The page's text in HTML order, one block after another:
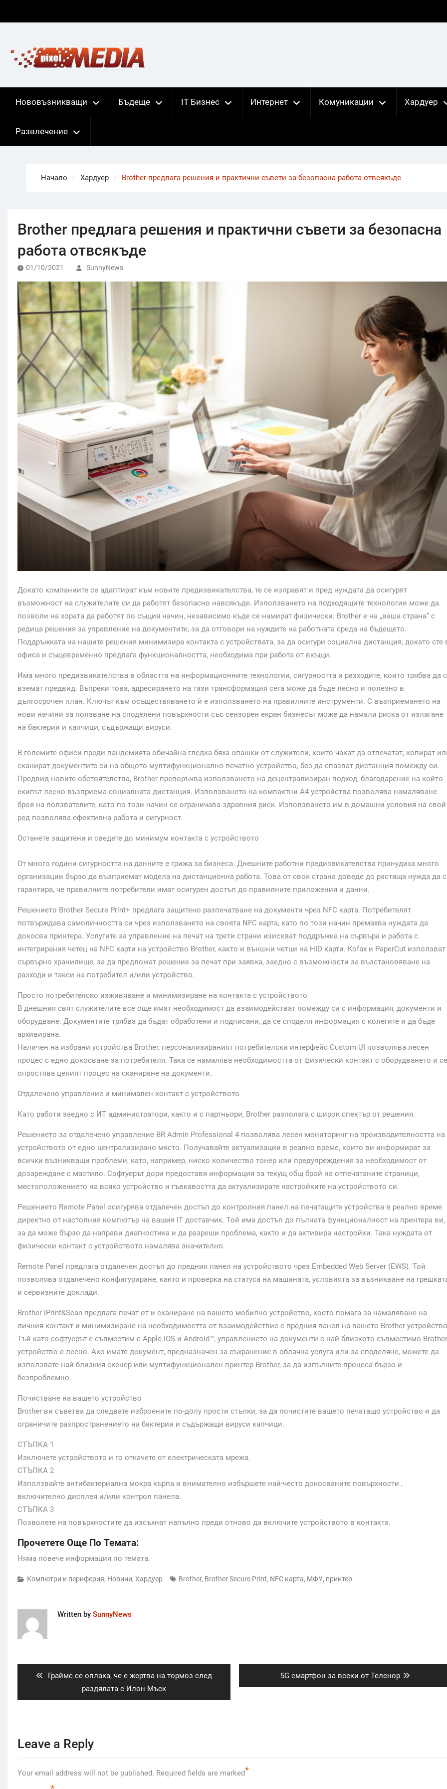
Нововъзникващи Бъдеще IT Бизнес Интернет Комуникации Хардуер
Развлечение
Начало Хардуер Brother предлага решения и практични съвети за безопасна работа отвсякъде
Brother предлага решения и практични съвети за безопасна
работа отвсякъде
01/10/2021 SunnyNews
Докато компаниите се адаптират към новите предизвикателства, те се изправят и пред нуждата да осигурят
възможност на служителите си да работят безопасно навсякъде. Използването на подходящите технологии може да
позволи на хората да работят по същия начин, независимо къде се намират физически. Brother е на „ваша страна“ с
редица решения за управление на документите, за да отговори на нуждите на работната среда на бъдещето.
Поддръжката на нашите решения минимизира контакта с устройствата, за да осигури социална дистанция, докато сте
офиса и същевременно предлага функционалността, необходима при работа от вкъщи.
Има много предизвикателства в областта на информационните технологии, сигурността и разходите, които трябва да
вземат предвид. Въпреки това, адресирането на тази трансформация сега може да бъде лесно и полезно в
дългосрочен план. Ключът към осъществяването ѝ е използването на правилните инструменти. С възприемането на
нови начини за ползване на споделени повърхности със сензорен екран бизнесът може да намали риска от излагане
на бактерии и капчици, съдържащи вируси.
В големите офиси преди пандемията обичайна гледка бяха опашки от служители, които чакат да отпечатат, копират
сканират документите си на общото мултифункционално печатно устройство, без да спазват дистанция помежду си.
Предвид новите обстоятелства, Brother препоръчва използването на децентрализиран подход, благодарение на който
екипът лесно възприема социалната дистанция. Използването на компактни А4 устройства позволява намаляване
броя на ползвателите, като по този начин се ограничава здравния риск. Използването им в домашни условия на свой
ред позволява ефективна работа и сигурност.
Останете защитени и сведете до минимум контакта с устройството
От много години сигурността на данните е грижа за бизнеса. Днешните работни предизвикателства принудиха много
организации бързо да възприемат модела на дистанционна работа. Това от своя страна доведе до растяща нужда да
гарантира, че правилните потребители имат осигурен достъп до правилните приложения и данни.
Решението Brother Secure Print+ предлага защитено разпечатване на документи чрез NFC карта. Потребителят
потвърждава самоличността си чрез използването на своята NFC карта, като по този начин премахва нуждата да
докосва принтера. Услугите за управление на печат на трети страни изискват поддръжка на сървъра и работа с
интегрирания четец на NFC карти на устройство Brother, както и външни четци на HID карти. Kofax и PaperCut използват
сървърно хранилище, за да предложат решение за печат при заявка, заедно с възможности за възстановяване на
разходи и такси на потребител и/или устройство.
Просто потребителско изживяване и минимизиране на контакта с устройството
В днешния свят служителите все още имат необходимост да взаимодействат помежду си с информация, документи и
оборудване. Документите трябва да бъдат обработени и подписани, да се споделя информация с колегите и да бъде
архивирана.
Наличен на избрани устройства Brother, персонализираният потребителски интерфейс Custom UI позволява лесен
процес с едно докосване за потребителя. Така се намалява необходимостта от физически контакт с оборудването и се
опростява целият процес на сканиране на документи.
Отдалечено управление и минимален контакт с устройството
Като работи заедно с ИТ администратори, както и с партньори, Brother разполага с широк спектър от решения.
Решението за отдалечено управление BR Admin Professional 4 позволява лесен мониторинг на производителността на
устройството от едно централизирано място. Получавайте актуализации в реално време, които ви информират за
всички възникващи проблеми, като, например, ниско количество тонер или предупреждения за необходимост от
дозареждане с мастило. Софтуерът дори предоставя информация за текущ общ брой на отпечатаните страници,
местоположението на всяко устройство и гъвкавостта да актуализирате настройките на устройството си.
Решението Remote Panel осигурява отдалечен достъп до контролния панел на печатащите устройства в реално време
директно от настолния компютър на вашия IT доставчик. Той има достъп до пълната функционалност на принтера ви,
за да може бързо да направи диагностика и да разреши проблема, както и да активира настройки. Така нуждата от
физически контакт с устройството намалява значително.
Remote Panel предлага отдалечен достъп до предния панел на устройството чрез Embedded Web Server (EWS). Той
позволява отдалечено конфигуриране, както и проверка на статуса на машината, условията за възникване на
и сервизните доклади.
Brother iPrint&Scan предлага печат от и сканиране на вашето мобилно устройство, което помага за намаляване на
личния контакт и минимизиране на необходимостта от взаимодействие с предния панел на вашето Brother
Тъй като софтуерът е съвместим с Apple iOS и Android™, управлението на документи с най-близкото съвместимо Brother
устройство е лесно. Ако имате документ, предназначен за съхранение в облачна услуга или за споделяне, можете да
използвате най-близкия скенер или мултифункционален принтер Brother, за да изпълните процеса бързо и
безпроблемно.
Почистване на вашето устройство
Brother ви съветва да следвате изброените по-долу прости стъпки, за да почистите вашето печатащо устройство и да
ограничите разпространението на бактерии и съдържащи вируси капчици.
СТЪПКА 1
Изключете устройството и го откачете от електрическата мрежа.
СТЪПКА 2
Използвайте антибактериална мокра кърпа и внимателно избършете най-често докосваните повърхности ,
включително дисплея и/или контрол панела.
СТЪПКА 3
Позволете на повърхностите да изсъхнат напълно преди отново да включите устройството в контакта.
Прочетете Още По Темата:
Няма повече информация по темата.
Компютри и периферия, Новини, Хардуер Brother, Brother Secure Print, NFC карта, МФУ, принтер
Written by SunnyNews
Previous
Граймс се оплака, че е жертва на тормоз след
раздялата с Илон Мъск
Next
post:
5G смартфон за всеки от Теленор
Leave a Reply
Your email address will not be published. Required fields are marked*